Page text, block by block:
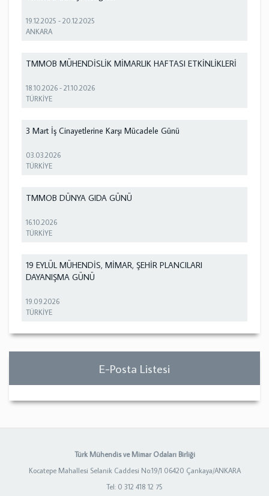
19.12.2025 -20.12.2025
ANKARA
TMMOB MÜHENDİSLİK MİMARLIK HAFTASI ETKİNLİKLERİ
18.10.2026 -21.10.2026
TÜRKİYE
3 Mart İş Cinayetlerine Karşı Mücadele Günü
03.03.2026
TÜRKİYE
TMMOB DÜNYA GIDA GÜNÜ
16.10.2026
TÜRKİYE
19 EYLÜL MÜHENDİS, MİMAR, ŞEHİR PLANCILARI
DAYANIŞMA GÜNÜ
19.09.2026
TÜRKİYE
E-Posta Listesi
Türk Mühendis ve Mimar Odaları Birliği
Kocatepe Mahallesi Selanik Caddesi No:19/1 06420 Çankaya/ANKARA
Tel: 0 312 418 12 75